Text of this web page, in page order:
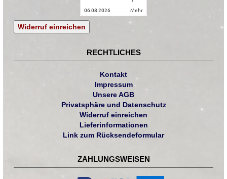
06.08.2026 mehr
Widerruf einreichen
RECHTLICHES
Kontakt
Impressum
Unsere AGB
Privatsphäre und Datenschutz
Widerruf einreichen
Lieferinformationen
Link zum Rücksendeformular
ZAHLUNGSWEISEN